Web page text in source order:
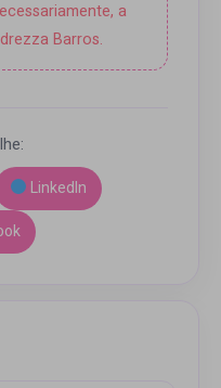
a
Barros.
LinkedIn